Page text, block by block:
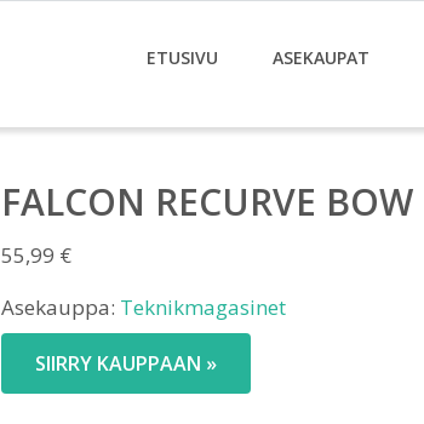
ETUSIVU ASEKAUPAT
FALCON RECURVE BOW
55,99 €
Asekauppa: Teknikmagasinet
SIIRRY KAUPPAAN »